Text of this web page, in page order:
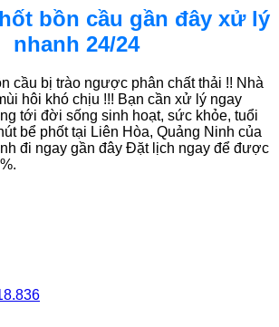
bồn cầu gần đây xử lý
nhanh 24/24
cầu bị trào ngược phân chất thải !! Nhà
hôi khó chịu !!! Bạn cần xử lý ngay
tới đời sống sinh hoạt, sức khỏe, tuổi
bể phốt tại Liên Hòa, Quảng Ninh của
đi ngay gần đây Đặt lịch ngay để được